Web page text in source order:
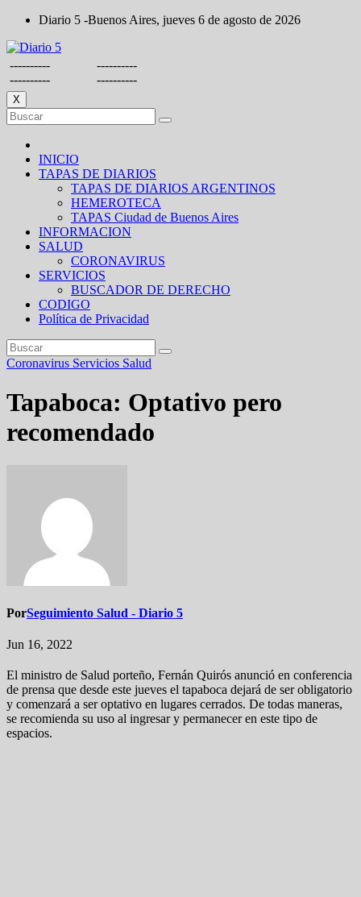
Saltar
contenido
Diario 5 -Buenos Aires, jueves 6 de agosto de 2026
----------
----------
----------
----------
X
INICIO
TAPAS DE DIARIOS
TAPAS DE DIARIOS ARGENTINOS
HEMEROTECA
TAPAS Ciudad de Buenos Aires
INFORMACION
SALUD
CORONAVIRUS
SERVICIOS
BUSCADOR DE DERECHO
CODIGO
Política de Privacidad
Coronavirus Servicios Salud
Tapaboca: Optativo pero
recomendado
PorSeguimiento Salud - Diario 5
Jun 16, 2022
El ministro de Salud porteño, Fernán Quirós anunció en conferencia
de prensa que desde este jueves el tapaboca dejará de ser obligatorio
y comenzará a ser optativo en lugares cerrados. De todas maneras,
se recomienda su uso al ingresar y permanecer en este tipo de
espacios.